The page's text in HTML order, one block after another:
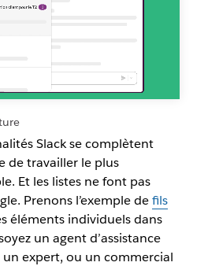
Slack se complètent
de travailler le plus
Et les listes ne font pas
Prenons l’exemple defils
éléments individuels dans
un agent d’assistance
expert, ou un commercial